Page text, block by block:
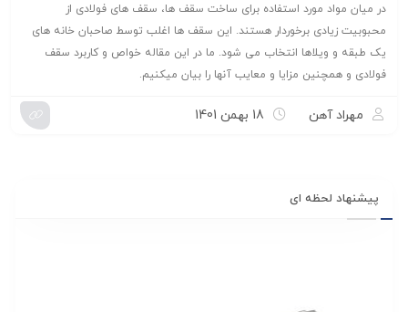
در میان مواد مورد استفاده برای ساخت سقف ها، سقف های فولادی از
محبوبیت زیادی برخوردار هستند. این سقف ها اغلب توسط صاحبان خانه های
یک طبقه و ویلاها انتخاب می شود. ما در این مقاله خواص و کاربرد سقف
فولادی و همچنین مزایا و معایب آنها را بیان میکنیم.
مهراد آهن 18 بهمن 1401
پیشنهاد لحظه ای